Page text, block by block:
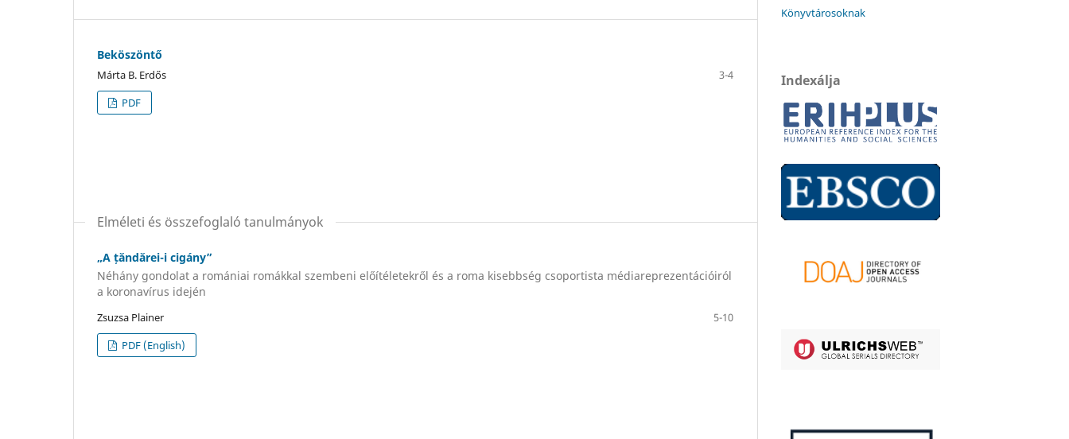
Beköszöntő
Márta B. Erdős
3-4
PDF
Elméleti és összefoglaló tanulmányok
„A țăndărei-i cigány”
Néhány gondolat a romániai romákkal szembeni előítéletekről és a roma kisebbség csoportista médiareprezentációiról
a koronavírus idején
Zsuzsa Plainer
5-10
PDF (English)
Könyvtárosoknak
Indexálja